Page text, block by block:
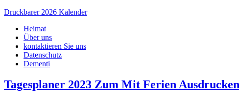
Druckbarer 2026 Kalender
Heimat
Über uns
kontaktieren Sie uns
Datenschutz
Dementi
Tagesplaner 2023 Zum Mit Ferien